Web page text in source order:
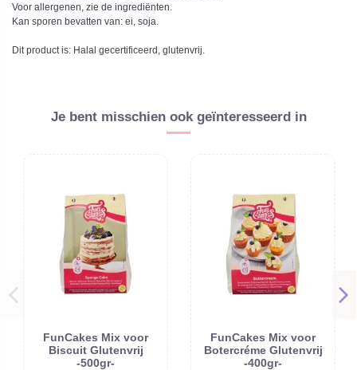
Voor allergenen, zie de ingrediënten.
Kan sporen bevatten van: ei, soja.
Dit product is: Halal gecertificeerd, glutenvrij.
Je bent misschien ook geïnteresseerd in
FunCakes Mix voor
Biscuit Glutenvrij
-500gr-
FunCakes Mix voor
Botercréme Glutenvrij
-400gr-